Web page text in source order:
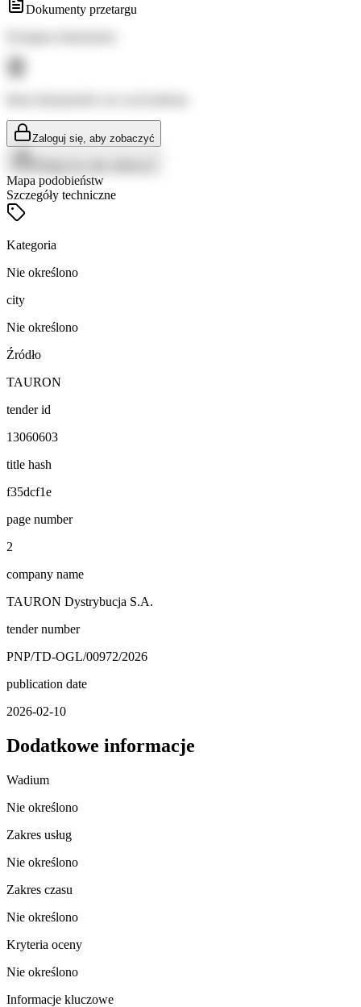
Dokumenty przetargu
Zaloguj się, aby zobaczyć
Mapa podobieństw
Szczegóły techniczne
Kategoria
Nie określono
city
Nie określono
Źródło
TAURON
tender id
13060603
title hash
f35dcf1e
page number
2
company name
TAURON Dystrybucja S.A.
tender number
PNP/TD-OGL/00972/2026
publication date
2026-02-10
Dodatkowe informacje
Wadium
Nie określono
Zakres usług
Nie określono
Zakres czasu
Nie określono
Kryteria oceny
Nie określono
Informacje kluczowe